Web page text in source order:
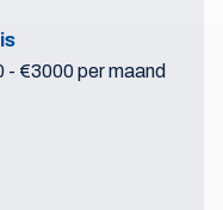
- €3000 per maand